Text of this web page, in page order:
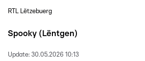
RTL Lëtzebuerg
Spooky (Lëntgen)
Update: 30.05.2026 10:13